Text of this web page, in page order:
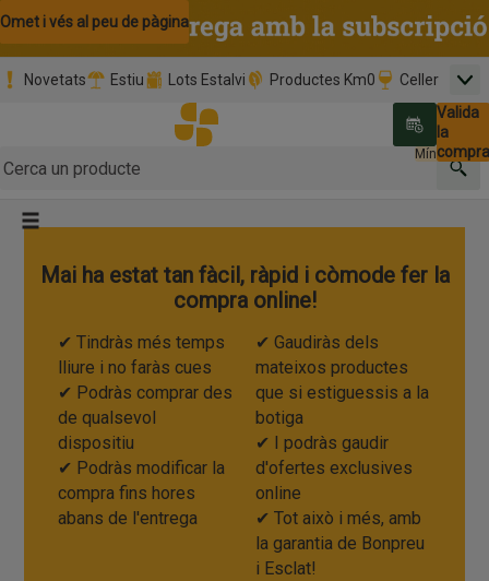
Omet i vés al contingut
Omet i vés a la cerca
Omet i vés al peu de pàgina
Novetats Estiu Lots Estalvi Productes Km0 Celler
Promoció clients nous Tria data
Valida
la
compra
0,00 €
Mínim:
Botó del menú principal
Mai ha estat tan fàcil, ràpid i còmode fer la
compra online!
✔ Tindràs més temps
lliure i no faràs cues
✔ Podràs comprar des
de qualsevol
dispositiu
✔ Podràs modificar la
compra fins hores
abans de l'entrega
✔ Gaudiràs dels
mateixos productes
que si estiguessis a la
botiga
✔ I podràs gaudir
d'ofertes exclusives
online
✔ Tot això i més, amb
la garantia de Bonpreu
i Esclat!